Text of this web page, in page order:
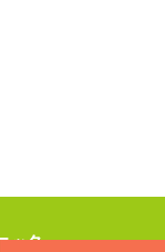
ック